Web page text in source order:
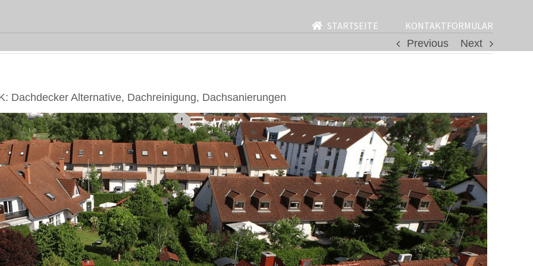
STARTSEITE
KONTAKTFORMULAR
Previous
Next
Dachdecker Alternative, Dachreinigung, Dachsanierungen